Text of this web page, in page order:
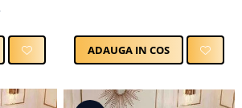
ADAUGA IN COS